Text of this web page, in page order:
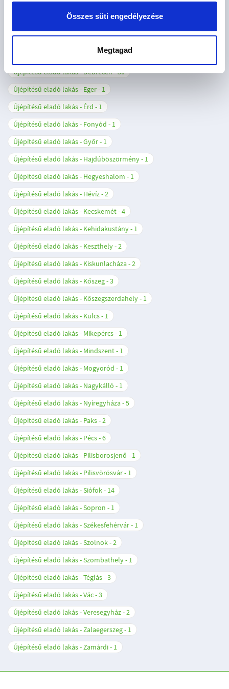
Összes süti engedélyezése
Megtagad
Újépítésű eladó lakás - Budapest XVIII. kerület 1
Újépítésű eladó lakás - Budapest XIX. kerület 2
Újépítésű eladó lakás - Budapest XXIII. kerület 1
Újépítésű eladó lakás - Cegléd 3
Újépítésű eladó lakás - Debrecen 30
Újépítésű eladó lakás - Eger
1
Újépítésű eladó lakás - Érd
1
Újépítésű eladó lakás - Fonyód
1
Újépítésű eladó lakás - Győr
1
Újépítésű eladó lakás - Hajdúböszörmény
1
Újépítésű eladó lakás - Hegyeshalom
1
Újépítésű eladó lakás - Hévíz 2
Újépítésű eladó lakás - Kecskemét 4
Újépítésű eladó lakás - Kehidakustány
1
Újépítésű eladó lakás - Keszthely 2
Újépítésű eladó lakás - Kiskunlacháza 2
Újépítésű eladó lakás - Kőszeg 3
Újépítésű eladó lakás - Kőszegszerdahely
1
Újépítésű eladó lakás - Kulcs
1
Újépítésű eladó lakás - Mikepércs
1
Újépítésű eladó lakás - Mindszent
1
Újépítésű eladó lakás - Mogyoród
1
Újépítésű eladó lakás - Nagykálló
1
Újépítésű eladó lakás - Nyíregyháza 5
Újépítésű eladó lakás - Paks 2
Újépítésű eladó lakás - Pécs 6
Újépítésű eladó lakás - Pilisborosjenő
1
Újépítésű eladó lakás - Pilisvörösvár
1
Újépítésű eladó lakás - Siófok
14
Újépítésű eladó lakás - Sopron
1
Újépítésű eladó lakás - Székesfehérvár
1
Újépítésű eladó lakás - Szolnok 2
Újépítésű eladó lakás - Szombathely
1
Újépítésű eladó lakás - Téglás 3
Újépítésű eladó lakás - Vác 3
Újépítésű eladó lakás - Veresegyház 2
Újépítésű eladó lakás - Zalaegerszeg
1
Újépítésű eladó lakás - Zamárdi
1